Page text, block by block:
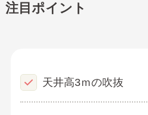
注目ポイント
天井高3ｍの吹抜